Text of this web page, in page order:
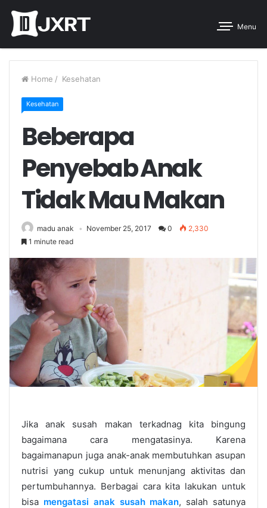
Menu
Home / Kesehatan
Kesehatan
Beberapa
Penyebab Anak
Tidak Mau Makan
madu anak November 25, 2017 0
2,330
1 minute read
Jika anak susah makan terkadnag kita bingung
bagaimana cara mengatasinya. Karena
bagaimanapun juga anak-anak membutuhkan asupan
nutrisi yang cukup untuk menunjang aktivitas dan
pertumbuhannya. Berbagai cara kita lakukan untuk
bisa mengatasi anak susah makan, salah satunya